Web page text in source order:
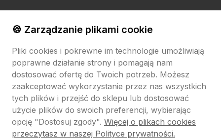
Pokaż filtry
Sklep internetowy Shoper.pl Szablon Shoper Modern 3.0™
GrowCommerce
🍪 Zarządzanie plikami cookie
Pliki cookies i pokrewne im technologie umożliwiają
poprawne działanie strony i pomagają nam
dostosować ofertę do Twoich potrzeb. Możesz
zaakceptować wykorzystanie przez nas wszystkich
tych plików i przejść do sklepu lub dostosować
użycie plików do swoich preferencji, wybierając
opcję "Dostosuj zgody". Więcej o plikach cookies
przeczytasz w naszej Polityce prywatności.